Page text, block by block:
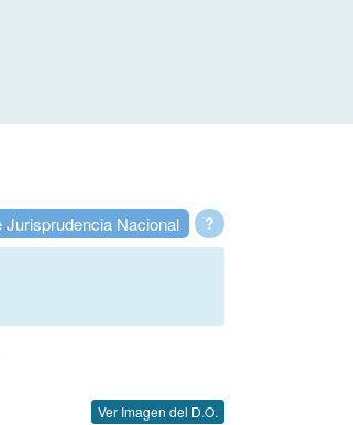
?
Jurisprudencia Nacional
Ver Imagen del D.O.